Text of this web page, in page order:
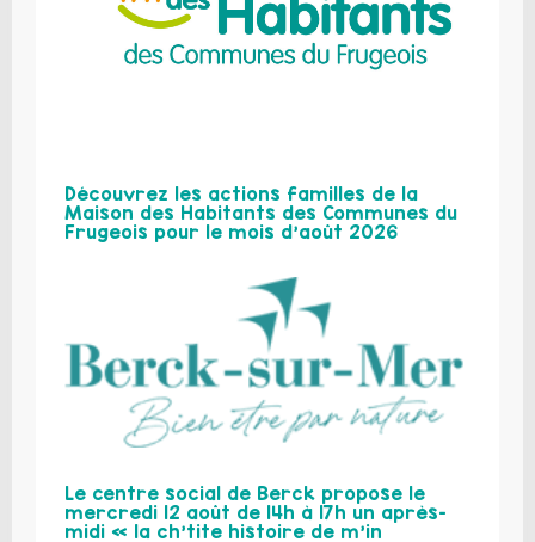
Découvrez les actions familles de la
Maison des Habitants des Communes du
Frugeois pour le mois d’août 2026
Le centre social de Berck propose le
mercredi 12 août de 14h à 17h un après-
midi « la ch’tite histoire de m’in